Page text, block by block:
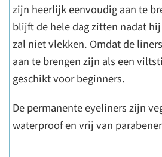
zijn heerlijk eenvoudig aan te
blijft de hele dag zitten nadat
zal niet vlekken. Omdat de
aan te brengen zijn als een
geschikt voor beginners.
De permanente eyeliners zijn
waterproof en vrij van